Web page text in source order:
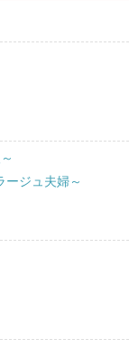
ージュ夫婦～